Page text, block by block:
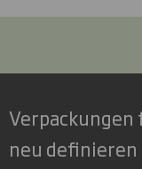
Verpackungen
neu definieren